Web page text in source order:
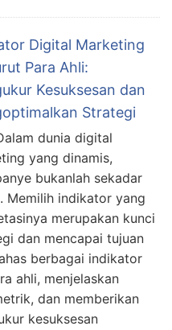
Digital Marketing
Para Ahli:
Kesuksesan dan
Strategi
dunia digital
yang dinamis,
bukanlah sekadar
Memilih indikator yang
merupakan kunci
dan mencapai tujuan
berbagai indikator
ahli, menjelaskan
dan memberikan
kesuksesan